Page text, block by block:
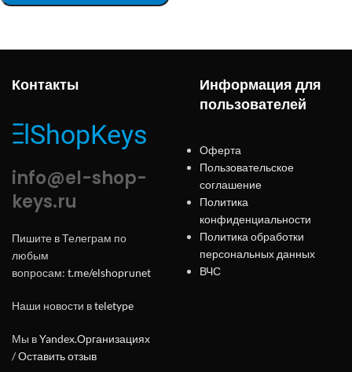
Контакты
info@el-shop-
keys.ru
Пишите в Телеграм по
любым
вопросам: t.me/elshoprunet
Наши новости вteletype
Мы вYandex.Организациях
/Оставить отзыв
Информация для
пользователей
Оферта
Пользовательское
соглашение
Политика
конфиденциальности
Политика обработки
персональных данных
ВЧС